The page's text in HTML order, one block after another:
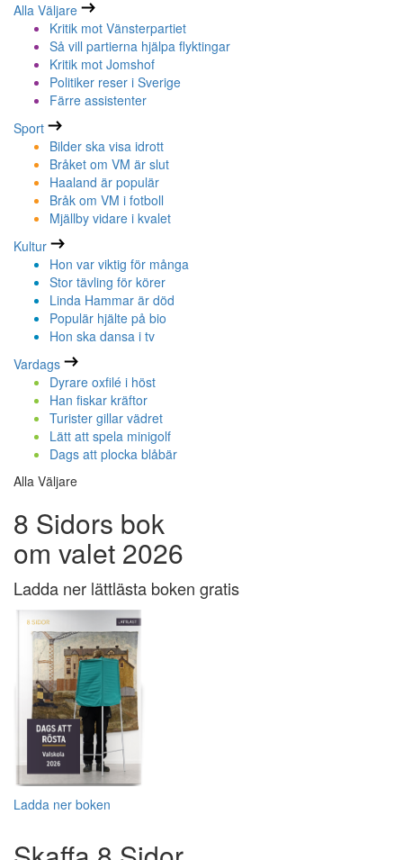
Alla Väljare
Kritik mot Vänsterpartiet
Så vill partierna hjälpa flyktingar
Kritik mot Jomshof
Politiker reser i Sverige
Färre assistenter
Sport
Bilder ska visa idrott
Bråket om VM är slut
Haaland är populär
Bråk om VM i fotboll
Mjällby vidare i kvalet
Kultur
Hon var viktig för många
Stor tävling för körer
Linda Hammar är död
Populär hjälte på bio
Hon ska dansa i tv
Vardags
Dyrare oxfilé i höst
Han fiskar kräftor
Turister gillar vädret
Lätt att spela minigolf
Dags att plocka blåbär
Alla Väljare
8 Sidors bok
om valet 2026
Ladda ner lättlästa boken gratis
Ladda ner boken